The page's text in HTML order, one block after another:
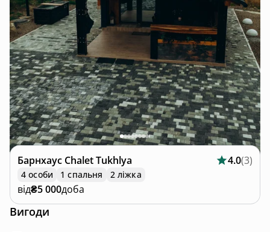
Барнхаус Chalet Tukhlya 4.0(3)
4 особи 1 спальня 2 ліжка
від₴5 000доба
Вигоди